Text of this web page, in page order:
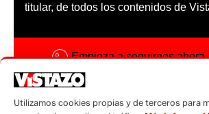
titular, de todos los contenidos de
Empieza a seguirnos ahora
Código ética
Utilizamos cookies propias y de terceros para